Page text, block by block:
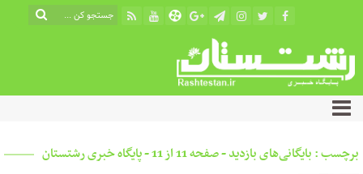
برچسب : بایگانی‌های بازدید - صفحه 11 از 11 - پایگاه خبری رشتستان